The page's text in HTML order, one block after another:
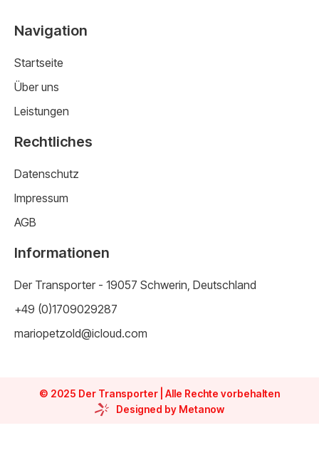
Navigation
Startseite
Über uns
Leistungen
Rechtliches
Datenschutz
Impressum
AGB
Informationen
Der Transporter - 19057 Schwerin, Deutschland
+49 (0)1709029287
mariopetzold@icloud.com
© 2025 Der Transporter | Alle Rechte vorbehalten
Designed by Metanow